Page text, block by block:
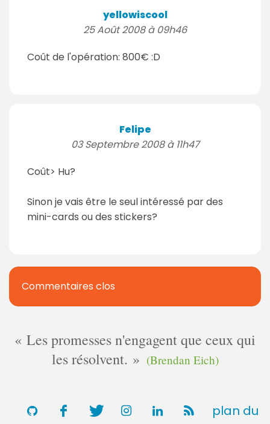
yellowiscool
25 Août 2008 à 09h46
Coût de l'opération: 800€ :D
Felipe
03 Septembre 2008 à 11h47
Coût> Hu?
Sinon je vais être le seul intéressé par des
mini-cards ou des stickers?
Commentaires clos
Les promesses n'engagent que ceux qui
les résolvent.
(Brendan Eich)
plan du